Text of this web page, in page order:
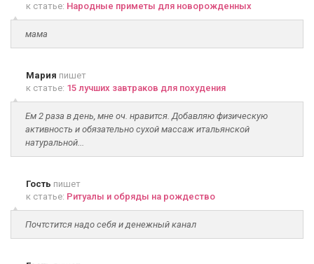
к статье: Народные приметы для новорожденных
мама
Мария пишет
к статье: 15 лучших завтраков для похудения
Ем 2 раза в день, мне оч. нравится. Добавляю физическую
активность и обязательно сухой массаж итальянской
натуральной...
Гость пишет
к статье: Ритуалы и обряды на рождество
Почтстится надо себя и денежный канал